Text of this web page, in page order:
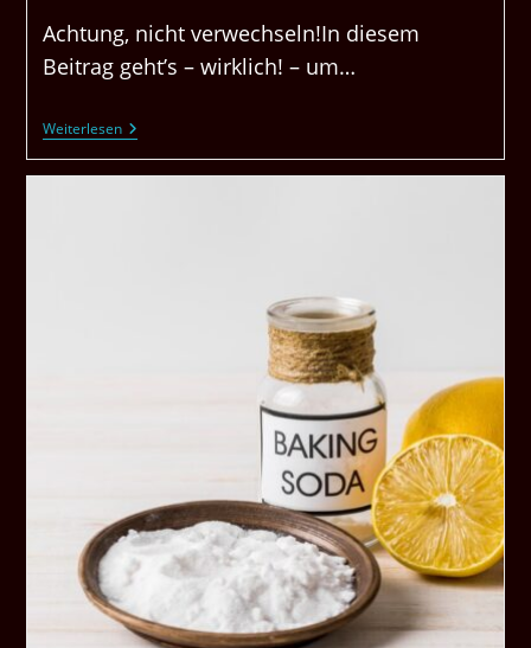
Achtung, nicht verwechseln!In diesem
Beitrag geht’s – wirklich! – um…
WeiterlesenEs
Geht
Nicht